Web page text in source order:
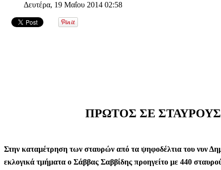
Δευτέρα, 19 Μαΐου 2014 02:58
ΠΡΩΤΟΣ ΣΕ
Στην καταμέτρηση των σταυρών από τα ψηφοδέλτια του νυν
εκλογικά τμήματα ο Σάββας Σαββίδης προηγείτο με 440